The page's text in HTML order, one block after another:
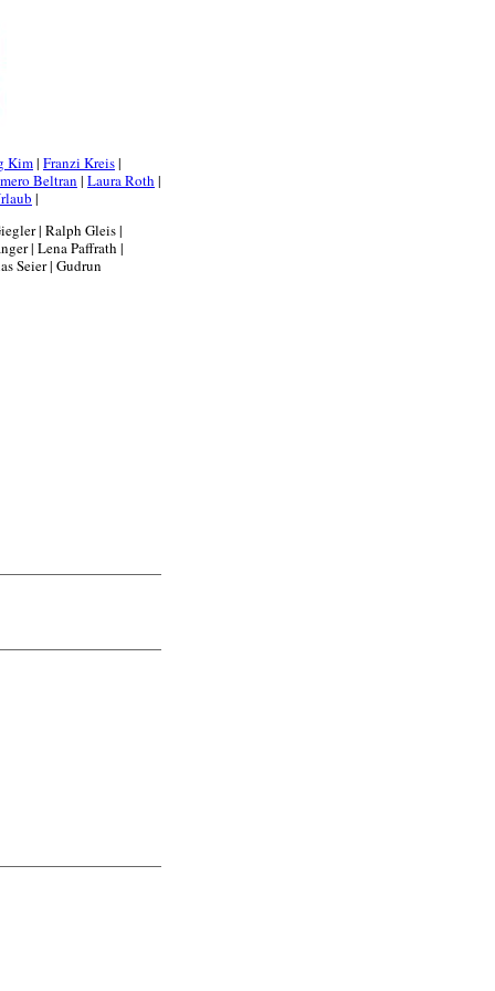
Kim| Franzi Kreis|
Beltran | Laura Roth |
|
| Ralph Gleis |
| Lena Paffrath |
Seier | Gudrun